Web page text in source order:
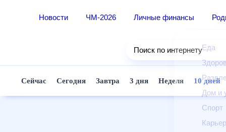
Новости ЧМ-2026 Личные финансы
Еда
Дом
Спорт
Поиск по интернету
Сейчас Сегодня Завтра 3 дня Неделя 10